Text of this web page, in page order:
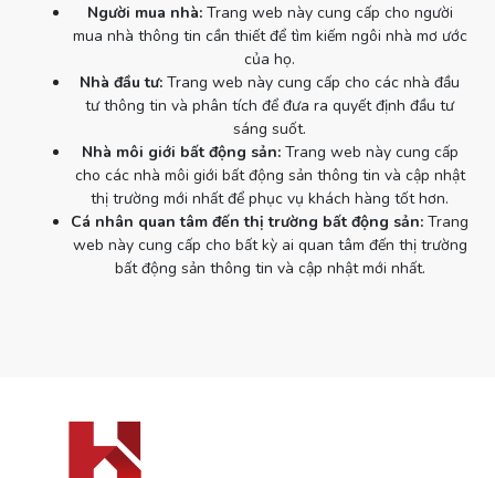
Người mua nhà:Trang web này cung cấp cho người
mua nhà thông tin cần thiết để tìm kiếm ngôi nhà mơ ước
của họ.
Nhà đầu tư: Trang web này cung cấp cho các nhà đầu
tư thông tin và phân tích để đưa ra quyết định đầu tư
sáng suốt.
Nhà môi giới bất động sản:Trang web này cung cấp
cho các nhà môi giới bất động sản thông tin và cập nhật
thị trường mới nhất để phục vụ khách hàng tốt hơn.
Cá nhân quan tâm đến thị trường bất động sản: Trang
web này cung cấp cho bất kỳ ai quan tâm đến thị trường
bất động sản thông tin và cập nhật mới nhất.